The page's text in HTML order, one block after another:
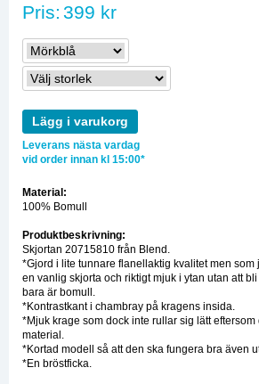
Pris: 399 kr
Lägg i varukorg
Leverans nästa vardag
vid order innan kl 15:00*
Material:
100% Bomull
Produktbeskrivning:
Skjortan 20715810 från Blend.
*Gjord i lite tunnare flanellaktig kvalitet men som
en vanlig skjorta och riktigt mjuk i ytan utan att
bara är bomull.
*Kontrastkant i chambray på kragens insida.
*Mjuk krage som dock inte rullar sig lätt eftersom
material.
*Kortad modell så att den ska fungera bra även
*En bröstficka.